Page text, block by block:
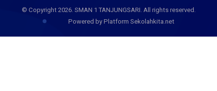
© Copyright 2026. SMAN 1 TANJUNGSARI. All rights reserved.
Powered by Platform Sekolahkita.net